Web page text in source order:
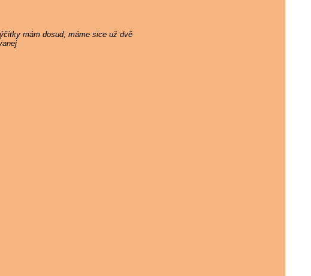
mám dosud, máme sice už dvě